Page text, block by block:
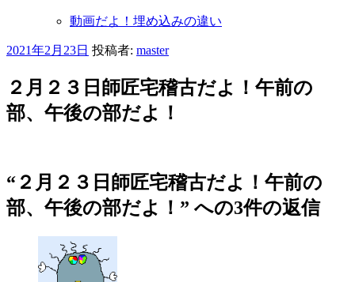
動画だよ！埋め込みの違い
投
日:
2021年2月23日 投稿者: master
２月２３日師匠宅稽古だよ！午前の
部、午後の部だよ！
“２月２３日師匠宅稽古だよ！午前の
部、午後の部だよ！” への3件の返信